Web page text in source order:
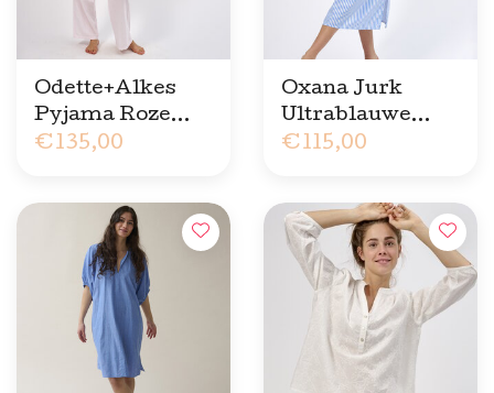
Odette+Alkes
Pyjama Roze
Streep
€135,00
Oxana Jurk
Ultrablauwe
Streep
€115,00